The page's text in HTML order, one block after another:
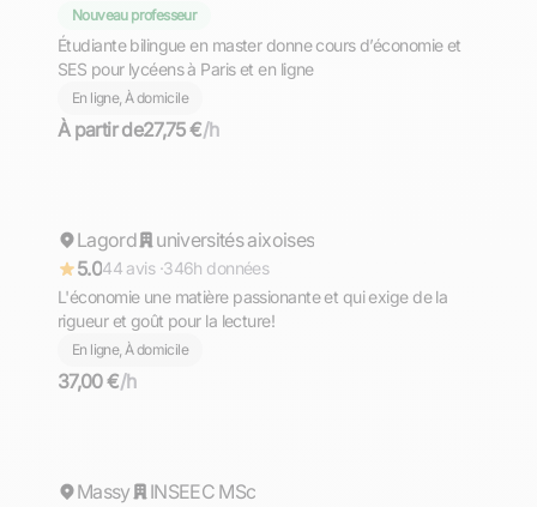
Nouveau professeur
Étudiante bilingue en master donne cours d’économie et
SES pour lycéens à Paris et en ligne
En ligne, À domicile
À partir de27,75 €/h
Répond rapidement
Lagord
universités aixoises
5.044 avis ·346h données
L'économie une matière passionante et qui exige de la
rigueur et goût pour la lecture!
En ligne, À domicile
37,00 €/h
Répond rapidement
Massy
INSEEC MSc